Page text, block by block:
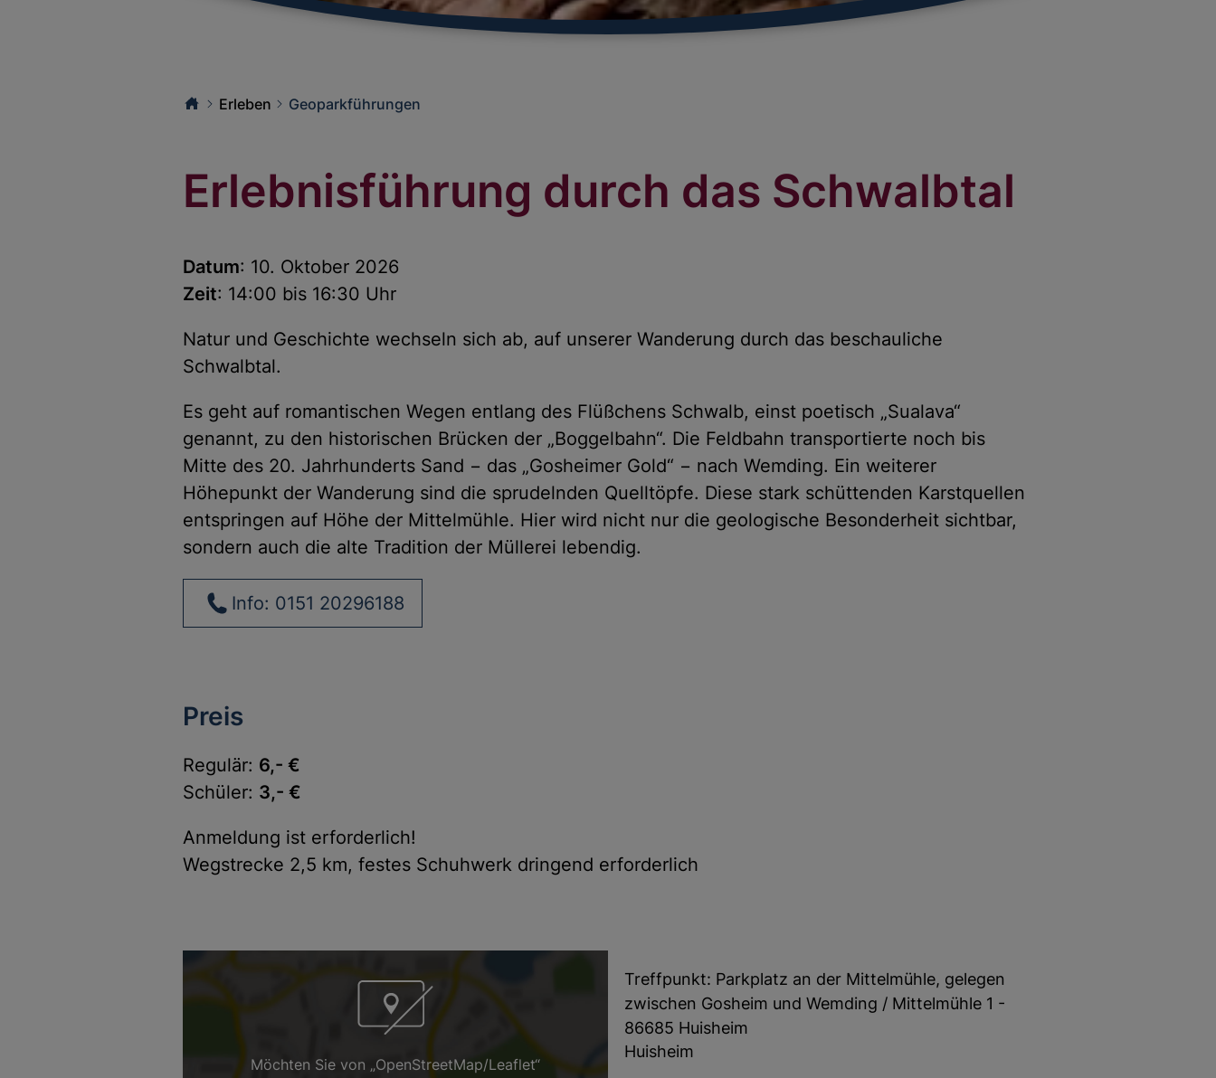
Geoparkführungen
Erleben
Erlebnisführung durch das Schwalbtal
Datum: 10. Oktober 2026
Zeit: 14:00 bis 16:30 Uhr
Natur und Geschichte wechseln sich ab, auf unserer Wanderung durch das beschauliche
Schwalbtal.
Es geht auf romantischen Wegen entlang des Flüßchens Schwalb, einst poetisch „Sualava“
genannt, zu den historischen Brücken der „Boggelbahn“. Die Feldbahn transportierte noch bis
Mitte des 20. Jahrhunderts Sand − das „Gosheimer Gold“ − nach Wemding. Ein weiterer
Höhepunkt der Wanderung sind die sprudelnden Quelltöpfe. Diese stark schüttenden Karstquellen
entspringen auf Höhe der Mittelmühle. Hier wird nicht nur die geologische Besonderheit sichtbar,
sondern auch die alte Tradition der Müllerei lebendig.
Info: 0151 20296188
Preis
Regulär: 6,- €
Schüler: 3,- €
Anmeldung ist erforderlich!
Wegstrecke 2,5 km, festes Schuhwerk dringend erforderlich
Möchten Sie von „OpenStreetMap/Leaflet“
Treffpunkt: Parkplatz an der Mittelmühle, gelegen
zwischen Gosheim und Wemding / Mittelmühle 1 -
86685 Huisheim
Huisheim